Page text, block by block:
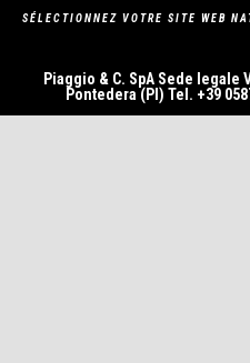
SÉLECTIONNEZ VOTRE SITE WEB
Piaggio & C. SpA Sede legale
Pontedera (PI) Tel. +39